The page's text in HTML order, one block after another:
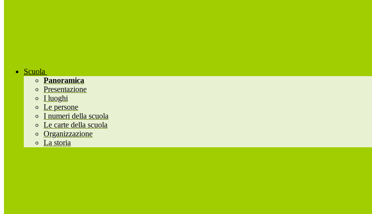
Scuola
Panoramica
Presentazione
I luoghi
Le persone
I numeri della scuola
Le carte della scuola
Organizzazione
La storia